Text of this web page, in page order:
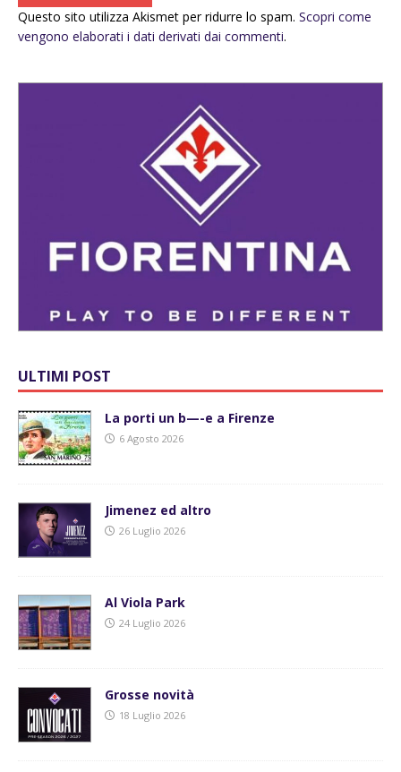
Questo sito utilizza Akismet per ridurre lo spam. Scopri come
vengono elaborati i dati derivati dai commenti.
ULTIMI POST
La porti un b—-e a Firenze
6 Agosto 2026
Jimenez ed altro
26 Luglio 2026
Al Viola Park
24 Luglio 2026
Grosse novità
18 Luglio 2026